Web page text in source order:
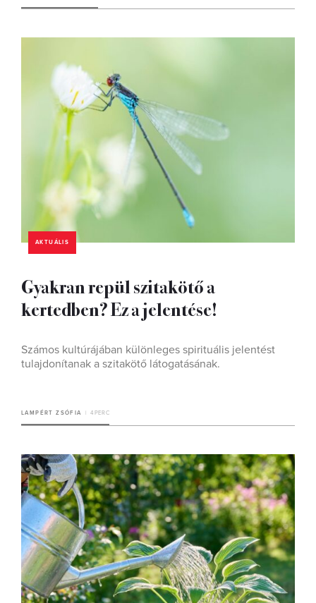
AKTUÁLIS
Gyakran repül szitakötő a
kertedben? Ez a jelentése!
Számos kultúrájában különleges spirituális jelentést
tulajdonítanak a szitakötő látogatásának.
LAMPÉRT ZSÓFIA 4 PERC